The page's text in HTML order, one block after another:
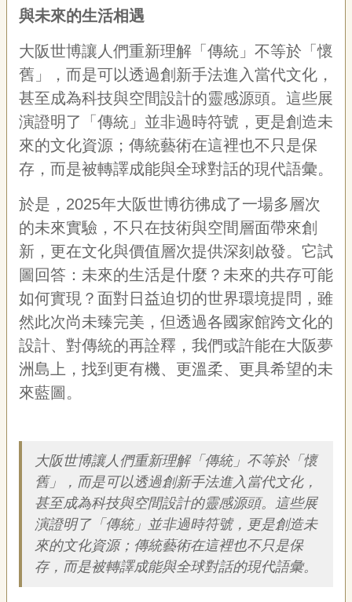
與未來的生活相遇
大阪世博讓人們重新理解「傳統」不等於「懷
舊」，而是可以透過創新手法進入當代文化，
甚至成為科技與空間設計的靈感源頭。這些展
演證明了「傳統」並非過時符號，更是創造未
來的文化資源；傳統藝術在這裡也不只是保
存，而是被轉譯成能與全球對話的現代語彙。
於是，2025年大阪世博彷彿成了一場多層次
的未來實驗，不只在技術與空間層面帶來創
新，更在文化與價值層次提供深刻啟發。它試
圖回答：未來的生活是什麼？未來的共存可能
如何實現？面對日益迫切的世界環境提問，雖
然此次尚未臻完美，但透過各國家館跨文化的
設計、對傳統的再詮釋，我們或許能在大阪夢
洲島上，找到更有機、更溫柔、更具希望的未
來藍圖。
大阪世博讓人們重新理解「傳統」不等於「懷
舊」，而是可以透過創新手法進入當代文化，
甚至成為科技與空間設計的靈感源頭。這些展
演證明了「傳統」並非過時符號，更是創造未
來的文化資源；傳統藝術在這裡也不只是保
存，而是被轉譯成能與全球對話的現代語彙。